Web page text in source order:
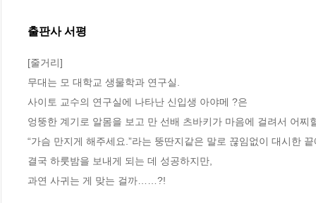
출판사 서평
[줄거리]
무대는 모 대학교 생물학과 연구실.
사이토 교수의 연구실에 나타난 신입생 아야메 ?은
엉뚱한 계기로 알몸을 보고 만 선배 츠바키가 마음에 걸려서 어찌
“가슴 만지게 해주세요.”라는 뚱딴지같은 말로 끊임없이 대시한
결국 하룻밤을 보내게 되는 데 성공하지만,
과연 사귀는 게 맞는 걸까……?!